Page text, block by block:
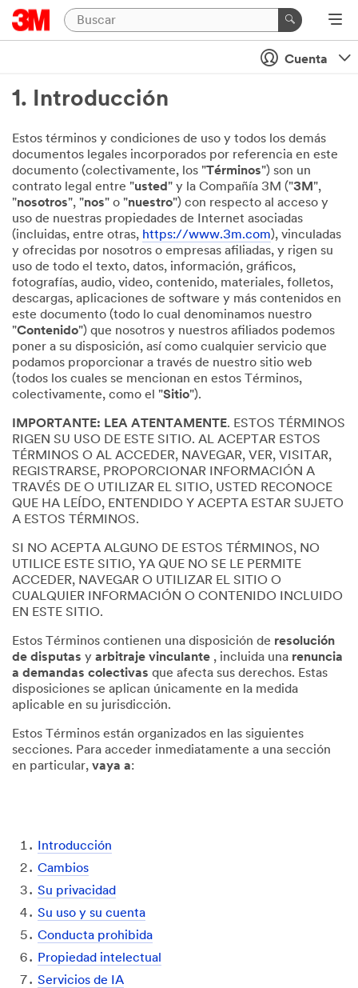
Cuenta
1. Introducción
Estos términos y condiciones de uso y todos los demás
documentos legales incorporados por referencia en este
documento (colectivamente, los "Términos") son un
contrato legal entre "usted " y la Compañía 3M ("3M ",
"nosotros", "nos" o "nuestro") con respecto al acceso y
uso de nuestras propiedades de Internet asociadas
(incluidas, entre otras, https://www.3m.com), vinculadas
y ofrecidas por nosotros o empresas afiliadas, y rigen su
uso de todo el texto, datos, información, gráficos,
fotografías, audio, video, contenido, materiales, folletos,
descargas, aplicaciones de software y más contenidos en
este documento (todo lo cual denominamos nuestro
"Contenido") que nosotros y nuestros afiliados podemos
poner a su disposición, así como cualquier servicio que
podamos proporcionar a través de nuestro sitio web
(todos los cuales se mencionan en estos Términos,
colectivamente, como el "Sitio").
IMPORTANTE: LEA ATENTAMENTE. ESTOS TÉRMINOS
RIGEN SU USO DE ESTE SITIO. AL ACEPTAR ESTOS
TÉRMINOS O AL ACCEDER, NAVEGAR, VER, VISITAR,
REGISTRARSE, PROPORCIONAR INFORMACIÓN A
TRAVÉS DE O UTILIZAR EL SITIO, USTED RECONOCE
QUE HA LEÍDO, ENTENDIDO Y ACEPTA ESTAR SUJETO
A ESTOS TÉRMINOS.
SI NO ACEPTA ALGUNO DE ESTOS TÉRMINOS, NO
UTILICE ESTE SITIO, YA QUE NO SE LE PERMITE
ACCEDER, NAVEGAR O UTILIZAR EL SITIO O
CUALQUIER INFORMACIÓN O CONTENIDO INCLUIDO
EN ESTE SITIO.
Estos Términos contienen una disposición de resolución
de disputas y arbitraje vinculante , incluida una renuncia
a demandas colectivas que afecta sus derechos. Estas
disposiciones se aplican únicamente en la medida
aplicable en su jurisdicción.
Estos Términos están organizados en las siguientes
secciones. Para acceder inmediatamente a una sección
en particular, vaya a:
Introducción
Cambios
Su privacidad
Su uso y su cuenta
Conducta prohibida
Propiedad intelectual
Servicios de IA